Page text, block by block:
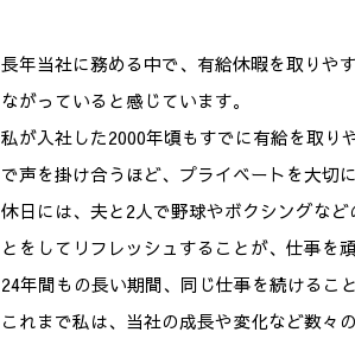
長年当社に務める中で、有給休暇を取りや
ながっていると感じています。
私が入社した2000年頃もすでに有給を取
で声を掛け合うほど、プライベートを大切
休日には、夫と2人で野球やボクシングな
とをしてリフレッシュすることが、仕事を
24年間もの長い期間、同じ仕事を続けるこ
これまで私は、当社の成長や変化など数々